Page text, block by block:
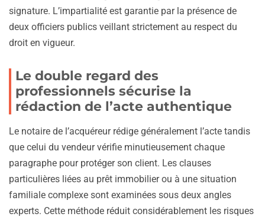
signature. L’impartialité est garantie par la présence de
deux officiers publics veillant strictement au respect du
droit en vigueur.
Le double regard des
professionnels sécurise la
rédaction de l’acte authentique
Le notaire de l’acquéreur rédige généralement l’acte tandis
que celui du vendeur vérifie minutieusement chaque
paragraphe pour protéger son client. Les clauses
particulières liées au prêt immobilier ou à une situation
familiale complexe sont examinées sous deux angles
experts. Cette méthode réduit considérablement les risques